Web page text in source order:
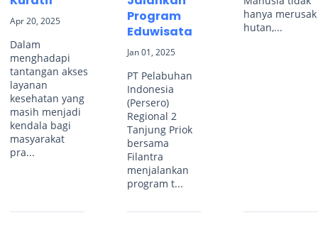
Apr 20, 2025
Dalam
menghadapi
tantangan akses
layanan
kesehatan yang
masih menjadi
kendala bagi
masyarakat
pra...
Program
Eduwisata
Jan 01, 2025
PT Pelabuhan
Indonesia
(Persero)
Regional 2
Tanjung Priok
bersama
Filantra
menjalankan
program t...
hanya merusak
hutan,...